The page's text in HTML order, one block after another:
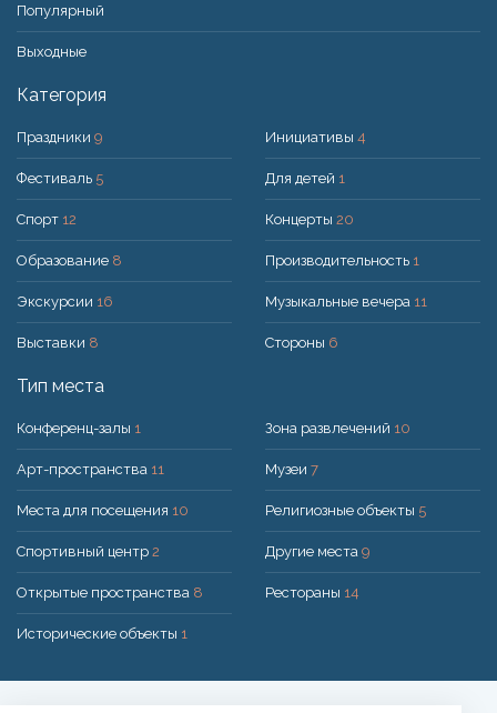
Популярный
Bыходные
Категория
Праздники 9
Фестиваль 5
Спорт 12
Образование 8
Экскурсии 16
Выставки 8
Инициативы 4
Для детей 1
Концерты 20
Производительность 1
Музыкальные вечера 11
Стороны 6
Тип места
Конференц-залы 1
Арт-пространства 11
Места для посещения 10
Спортивный центр 2
Открытые пространства 8
Исторические объекты 1
Зона развлечений 10
Музеи 7
Религиозные объекты 5
Другие места 9
Рестораны 14